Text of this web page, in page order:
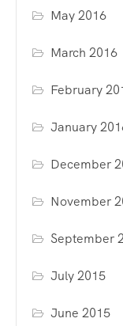
May 2016
March 2016
February
January
December
November
September
July 2015
June 2015